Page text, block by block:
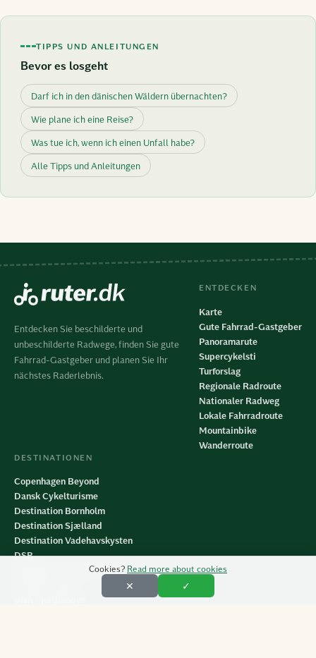
TIPPS UND ANLEITUNGEN
Bevor es losgeht
Darf ich in den dänischen Wäldern übernachten?
Wie plane ich eine Reise?
Was tue ich, wenn ich einen Unfall habe?
Alle Tipps und Anleitungen
Entdecken Sie beschilderte und
unbeschilderte Radwege, finden Sie gute
Fahrrad-Gastgeber und planen Sie Ihr
nächstes Raderlebnis.
ENTDECKEN
Karte
Gute Fahrrad-Gastgeber
Panoramarute
Supercykelsti
Turforslag
Regionale Radroute
Nationaler Radweg
Lokale Fahrradroute
Mountainbike
Wanderroute
DESTINATIONEN
Copenhagen Beyond
Dansk Cykelturisme
Destination Bornholm
Destination Sjælland
Destination Vadehavskysten
DSB
København Visitor Service
Cookies? Read more about cookies
✕ ✓